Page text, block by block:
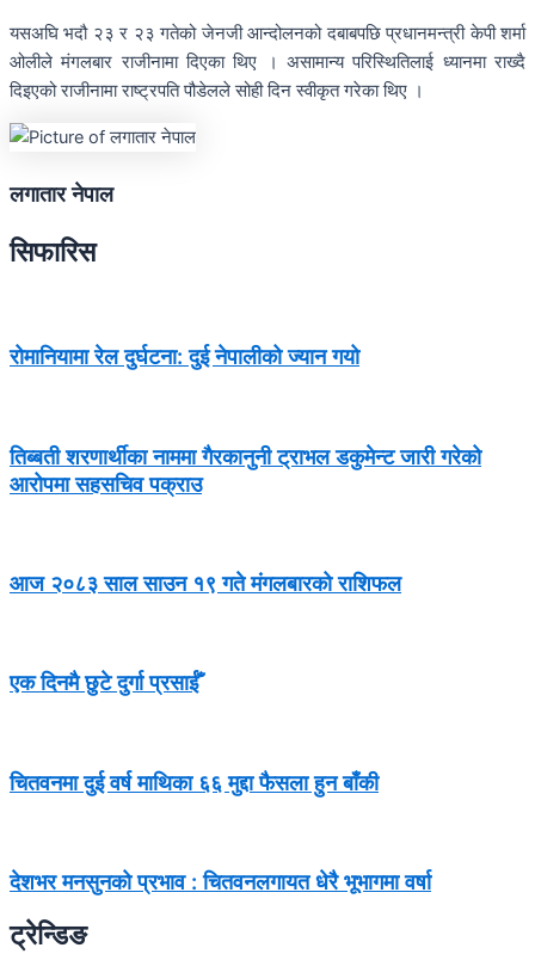
यसअघि भदौ २३ र २३ गतेको जेनजी आन्दोलनको दबाबपछि प्रधानमन्त्री केपी शर्मा
ओलीले मंगलबार राजीनामा दिएका थिए । असामान्य परिस्थितिलाई ध्यानमा राख्दै
दिइएको राजीनामा राष्ट्रपति पौडेलले सोही दिन स्वीकृत गरेका थिए ।
लगातार नेपाल
सिफारिस
रोमानियामा रेल दुर्घटना: दुई नेपालीको ज्यान गयो
तिब्बती शरणार्थीका नाममा गैरकानुनी ट्राभल डकुमेन्ट जारी गरेको
आरोपमा सहसचिव पक्राउ
आज २०८३ साल साउन १९ गते मंगलबारको राशिफल
एक दिनमै छुटे दुर्गा प्रसाईँ
चितवनमा दुई वर्ष माथिका ६६ मुद्दा फैसला हुन बाँकी
देशभर मनसुनको प्रभाव : चितवनलगायत धेरै भूभागमा वर्षा
ट्रेन्डिङ